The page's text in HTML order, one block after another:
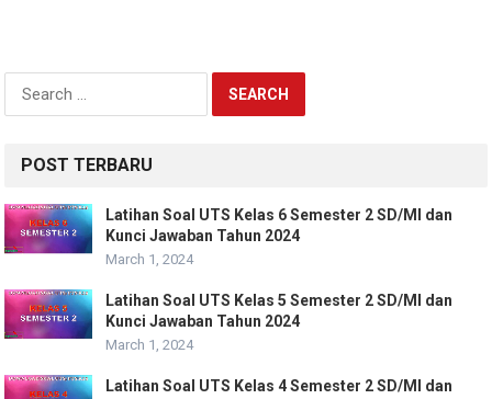
Search
POST TERBARU
Latihan Soal UTS Kelas 6 Semester 2 SD/MI dan
Kunci Jawaban Tahun 2024
March 1, 2024
Latihan Soal UTS Kelas 5 Semester 2 SD/MI dan
Kunci Jawaban Tahun 2024
March 1, 2024
Latihan Soal UTS Kelas 4 Semester 2 SD/MI dan